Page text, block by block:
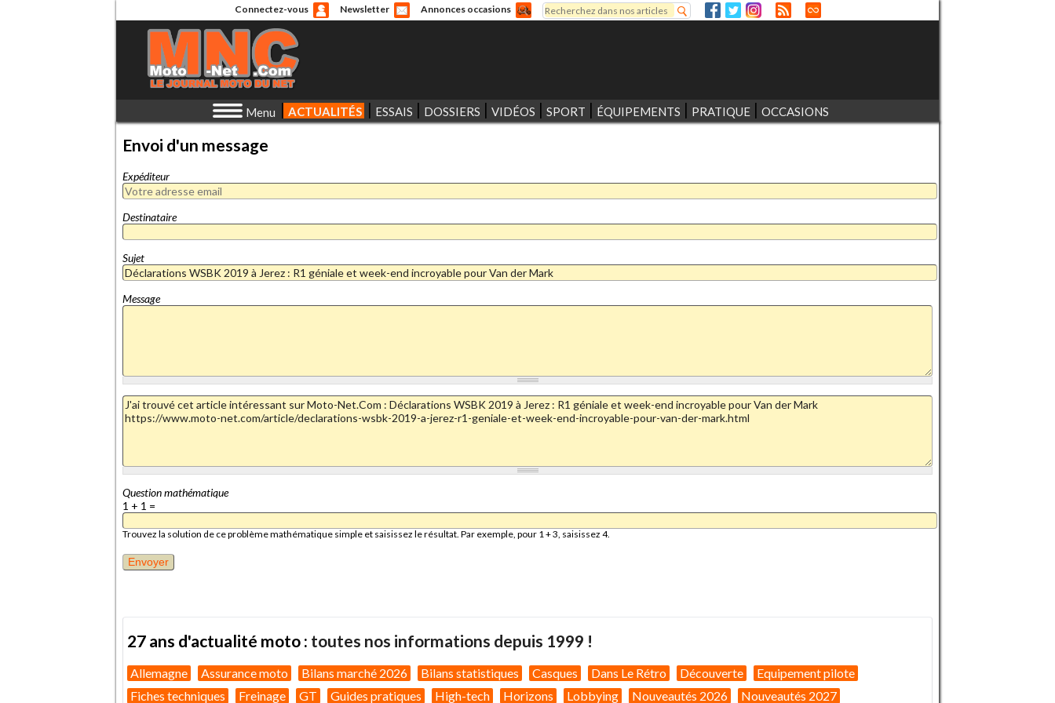
Connectez-vous Newsletter Annonces occasions
Formulaire de recherche
Rechercher
Menu ACTUALITÉS ESSAIS DOSSIERS VIDÉOS SPORT ÉQUIPEMENTS PRATIQUE OCCASIONS
Envoi d'un message
Expéditeur
Destinataire
Sujet
Message
Question mathématique
1 + 1 =
Trouvez la solution de ce problème mathématique simple et saisissez le résultat. Par exemple, pour 1 + 3, saisissez 4.
27 ans d'actualité moto : toutes nos informations depuis 1999 !
Allemagne Assurance moto Bilans marché 2026 Bilans statistiques Casques Dans Le Rétro Découverte
Equipement pilote
Fiches techniques
Freinage GT Guides pratiques High-tech Horizons Lobbying Nouveautés 2026 Nouveautés 2027